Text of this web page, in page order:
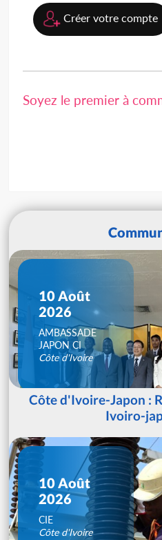
Créer votre compte
Soyez le premier à
10 Août
2026
AMBASSADE
JAPON CI
Côte d'Ivoire
Côte d'Ivoire-Japon :
Ivoiro-
10 Août
2026
CIE
Côte d'Ivoire